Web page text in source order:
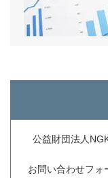
公益財団法人
お問い合わせフォ